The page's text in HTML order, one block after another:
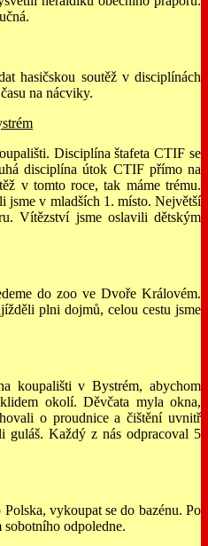
hasičskou soutěž v disciplínách
na nácviky.
Disciplína štafeta CTIF se
disciplína útok CTIF přímo na
v tomto roce, tak máme trému.
jsme v mladších 1. místo. Největší
Vítězství jsme oslavili dětským
do zoo ve Dvoře Královém.
plni dojmů, celou cestu jsme
koupališti v Bystrém, abychom
okolí. Děvčata myla okna,
o proudnice a čištění uvnitř
guláš. Každý z nás odpracoval 5
vykoupat se do bazénu. Po
odpoledne.